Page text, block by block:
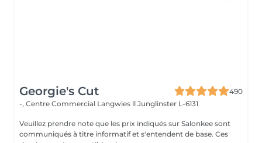
Georgie's Cut
490
-, Centre Commercial Langwies ll Junglinster L-6131
Veuillez prendre note que les prix indiqués sur Salonkee sont
communiqués à titre informatif et s'entendent de base. Ces